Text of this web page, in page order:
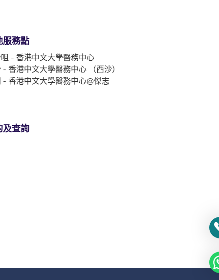
服務點
- 香港中文大學醫務中心
- 香港中文大學醫務中心 （西沙）
- 香港中文大學醫務中心@傑志
及查詢